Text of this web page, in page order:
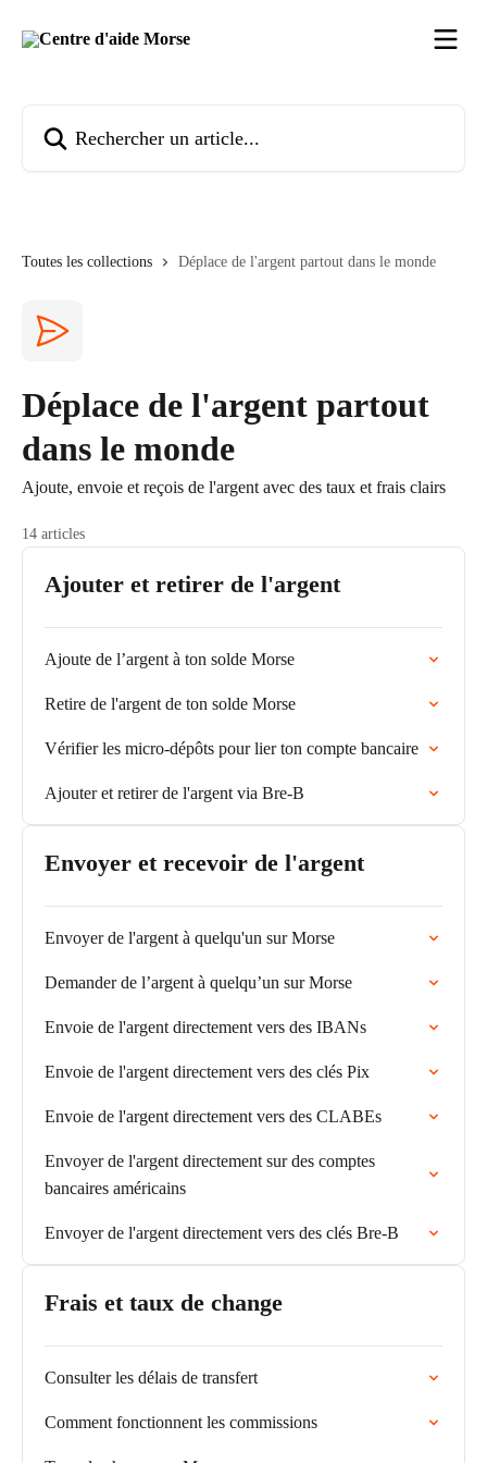
Toutes les collections Déplace de l'argent partout dans le monde
Déplace de l'argent partout
dans le monde
Ajoute, envoie et reçois de l'argent avec des taux et frais clairs
14 articles
Ajouter et retirer de l'argent
Ajoute de l’argent à ton solde Morse
Retire de l'argent de ton solde Morse
Vérifier les micro-dépôts pour lier ton compte bancaire
Ajouter et retirer de l'argent via Bre-B
Envoyer et recevoir de l'argent
Envoyer de l'argent à quelqu'un sur Morse
Demander de l’argent à quelqu’un sur Morse
Envoie de l'argent directement vers des IBANs
Envoie de l'argent directement vers des clés Pix
Envoie de l'argent directement vers des CLABEs
Envoyer de l'argent directement sur des comptes
bancaires américains
Envoyer de l'argent directement vers des clés Bre-B
Frais et taux de change
Consulter les délais de transfert
Comment fonctionnent les commissions